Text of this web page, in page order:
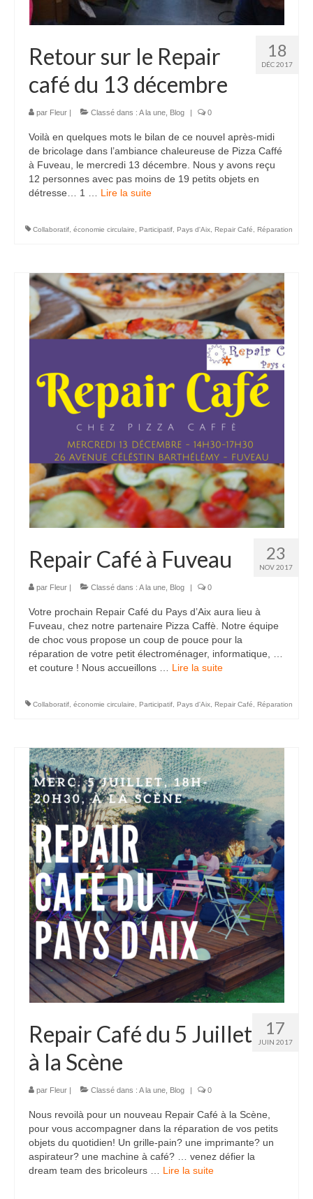
18
DÉC 2017
Retour sur le Repair
café du 13 décembre
par Fleur Classé dans : A la une Blog 0
Voilà en quelques mots le bilan de ce nouvel après-midi
de bricolage dans l’ambiance chaleureuse de Pizza Caffé
à Fuveau, le mercredi 13 décembre. Nous y avons reçu
12 personnes avec pas moins de 19 petits objets en
détresse… 1 … Lire la suite­­
Collaboratif, économie circulaire, Participatif, Pays d'Aix, Repair Café, Réparation
23
NOV 2017
Repair Café à Fuveau
par Fleur Classé dans : A la une Blog 0
Votre prochain Repair Café du Pays d’Aix aura lieu à
Fuveau, chez notre partenaire Pizza Caffè. Notre équipe
de choc vous propose un coup de pouce pour la
réparation de votre petit électroménager, informatique, …
et couture ! Nous accueillons … Lire la suite­­
Collaboratif, économie circulaire, Participatif, Pays d'Aix, Repair Café, Réparation
17
JUIN 2017
Repair Café du 5 Juillet
à la Scène
par Fleur Classé dans : A la une Blog 0
Nous revoilà pour un nouveau Repair Café à la Scène,
pour vous accompagner dans la réparation de vos petits
objets du quotidien! Un grille-pain? une imprimante? un
aspirateur? une machine à café? … venez défier la
dream team des bricoleurs … Lire la suite­­